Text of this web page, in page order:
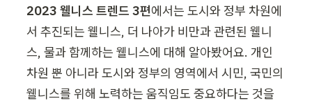
2023 웰니스 트렌드 3편에서는 도시와 정부 차원에
서 추진되는 웰니스, 더 나아가 비만과 관련된 웰니
스, 물과 함께하는 웰니스에 대해 알아봤어요. 개인
차원 뿐 아니라 도시와 정부의 영역에서 시민, 국민의
웰니스를 위해 노력하는 움직임도 중요하다는 것을